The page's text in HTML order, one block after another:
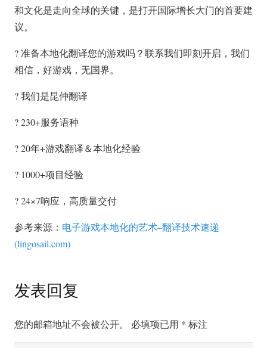
和文化是走向全球的关键，是打开国际增长大门的首要建
议。
? 准备本地化翻译您的游戏吗？联系我们即刻开启，我们
相信，好游戏，无国界。
? 我们是昆仲翻译
? 230+服务语种
? 20年+游戏翻译＆本地化经验
? 1000+项目经验
? 24×7响应，高质量交付
参考来源： 电子游戏本地化的艺术–翻译技术速递
(lingosail.com)
发表回复
您的邮箱地址不会被公开。 必填项已用 * 标注